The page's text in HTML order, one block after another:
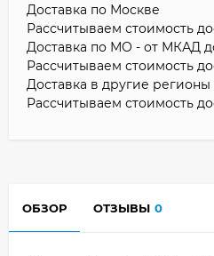
Доставка по Москве
Рассчитываем стоимость
Доставка по МО - от МКАД
Рассчитываем стоимость
Доставка в другие
Рассчитываем стоимость
ОБЗОР ОТЗЫВЫ 0